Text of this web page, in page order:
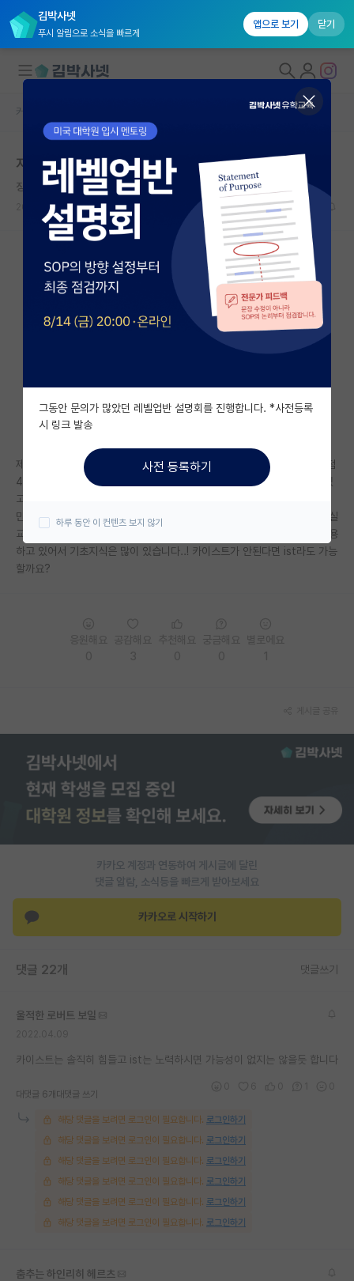
김박사넷
푸시 알림으로 소식을 빠르게
앱으로 보기 닫기
대학원생 모집
국내대학원 정보
연구실&오픈랩
커뮤니티
커뮤니티 홈
전체글보기
베스트 게시판
자유 게시판(아무개랩)
미국 유학 게시판
미국 대학원 합격 후기 게시판
대학원생 모집 게시판
연구실(PI) 홍보 게시판
석박사 채용 정보 게시판
PI 전용 게시판
인문사회 계열 게시판
특수/전문대학원 게시판
반도체/AI 게시판
장학금/장학생 게시판
학술 정보 게시판
이벤트
커뮤니티 홈
지방대..최상위권 대학원 가능성
징징대는 윌리엄 셰익스피어
2022.04.09 22 8449
제가 지방국립대(지거국도 아닙니다) 에서 전기공 현재4학년입니다. 총학점
4.3에 전공학점4.5, 토익810점이구요. 현재 학부생연구원 10개월 하고있
고, 별일 없으면 졸업까지 쭉 갈생각입니다. 사실..정말 많이 부족한걸 알지
만 제가 감히 카이스트 머신러닝분야 대학원을..비벼볼수 있을까요? 제 랩실
교수님이 카이스트 석박사시고, 해당 석사 커리큘럼을 저희한테 그대로 적용
하고 있어서 기초지식은 많이 있습니다..! 카이스트가 안된다면 ist라도 가능
할까요?
카카오 계정과 연동하여 게시글에 달린
댓글 알람, 소식등을 빠르게 받아보세요
카카오로 시작하기
댓글 22개 댓글쓰기
울적한 로버트 보일
카이스트는 솔직히 힘들고 ist는 노력하시면 가능성이 없지는 않을듯 합니다
대댓글 6개 대댓글 쓰기
해당 댓글을 보려면 로그인이 필요합니다. 로그인하기
해당 댓글을 보려면 로그인이 필요합니다. 로그인하기
해당 댓글을 보려면 로그인이 필요합니다. 로그인하기
해당 댓글을 보려면 로그인이 필요합니다. 로그인하기
해당 댓글을 보려면 로그인이 필요합니다. 로그인하기
해당 댓글을 보려면 로그인이 필요합니다. 로그인하기
춤추는 하인리히 헤르츠
그동안 문의가 많았던 레벨업반 설명회를 진행합니다. *사전등록
시 링크 발송
사전 등록하기
하루 동안 이 컨텐츠 보지 않기